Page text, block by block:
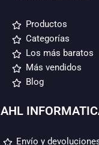
Productos
Categorías
Los más baratos
Más vendidos
Blog
AHL
Envío y